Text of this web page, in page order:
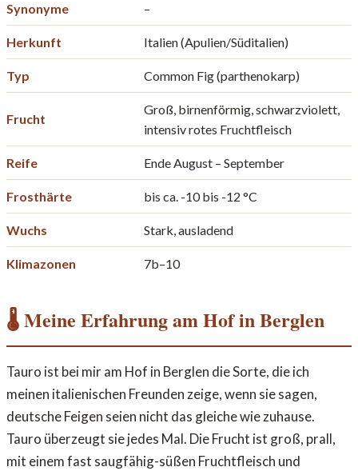
Synonyme –
Herkunft Italien (Apulien/Süditalien)
Typ Common Fig (parthenokarp)
Frucht
Groß, birnenförmig, schwarzviolett,
intensiv rotes Fruchtfleisch
Reife Ende August – September
Frosthärte bis ca. -10 bis -12 °C
Wuchs Stark, ausladend
Klimazonen 7b–10
🌡️ Meine Erfahrung am Hof in Berglen
Tauro ist bei mir am Hof in Berglen die Sorte, die ich
meinen italienischen Freunden zeige, wenn sie sagen,
deutsche Feigen seien nicht das gleiche wie zuhause.
Tauro überzeugt sie jedes Mal. Die Frucht ist groß, prall,
mit einem fast saugfähig-süßen Fruchtfleisch und